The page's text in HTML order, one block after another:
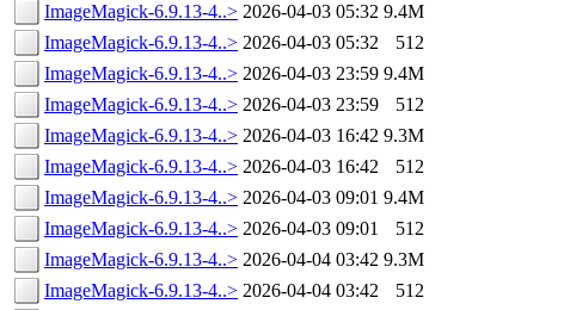
ImageMagick-6.9.13-4..> 2026-04-03 05:32 9.4M
ImageMagick-6.9.13-4..> 2026-04-03 05:32
512
ImageMagick-6.9.13-4..> 2026-04-03 23:59 9.4M
ImageMagick-6.9.13-4..> 2026-04-03 23:59
512
ImageMagick-6.9.13-4..> 2026-04-03 16:42 9.3M
ImageMagick-6.9.13-4..> 2026-04-03 16:42
512
ImageMagick-6.9.13-4..> 2026-04-03 09:01 9.4M
ImageMagick-6.9.13-4..> 2026-04-03 09:01
512
ImageMagick-6.9.13-4..> 2026-04-04 03:42 9.3M
ImageMagick-6.9.13-4..> 2026-04-04 03:42
512